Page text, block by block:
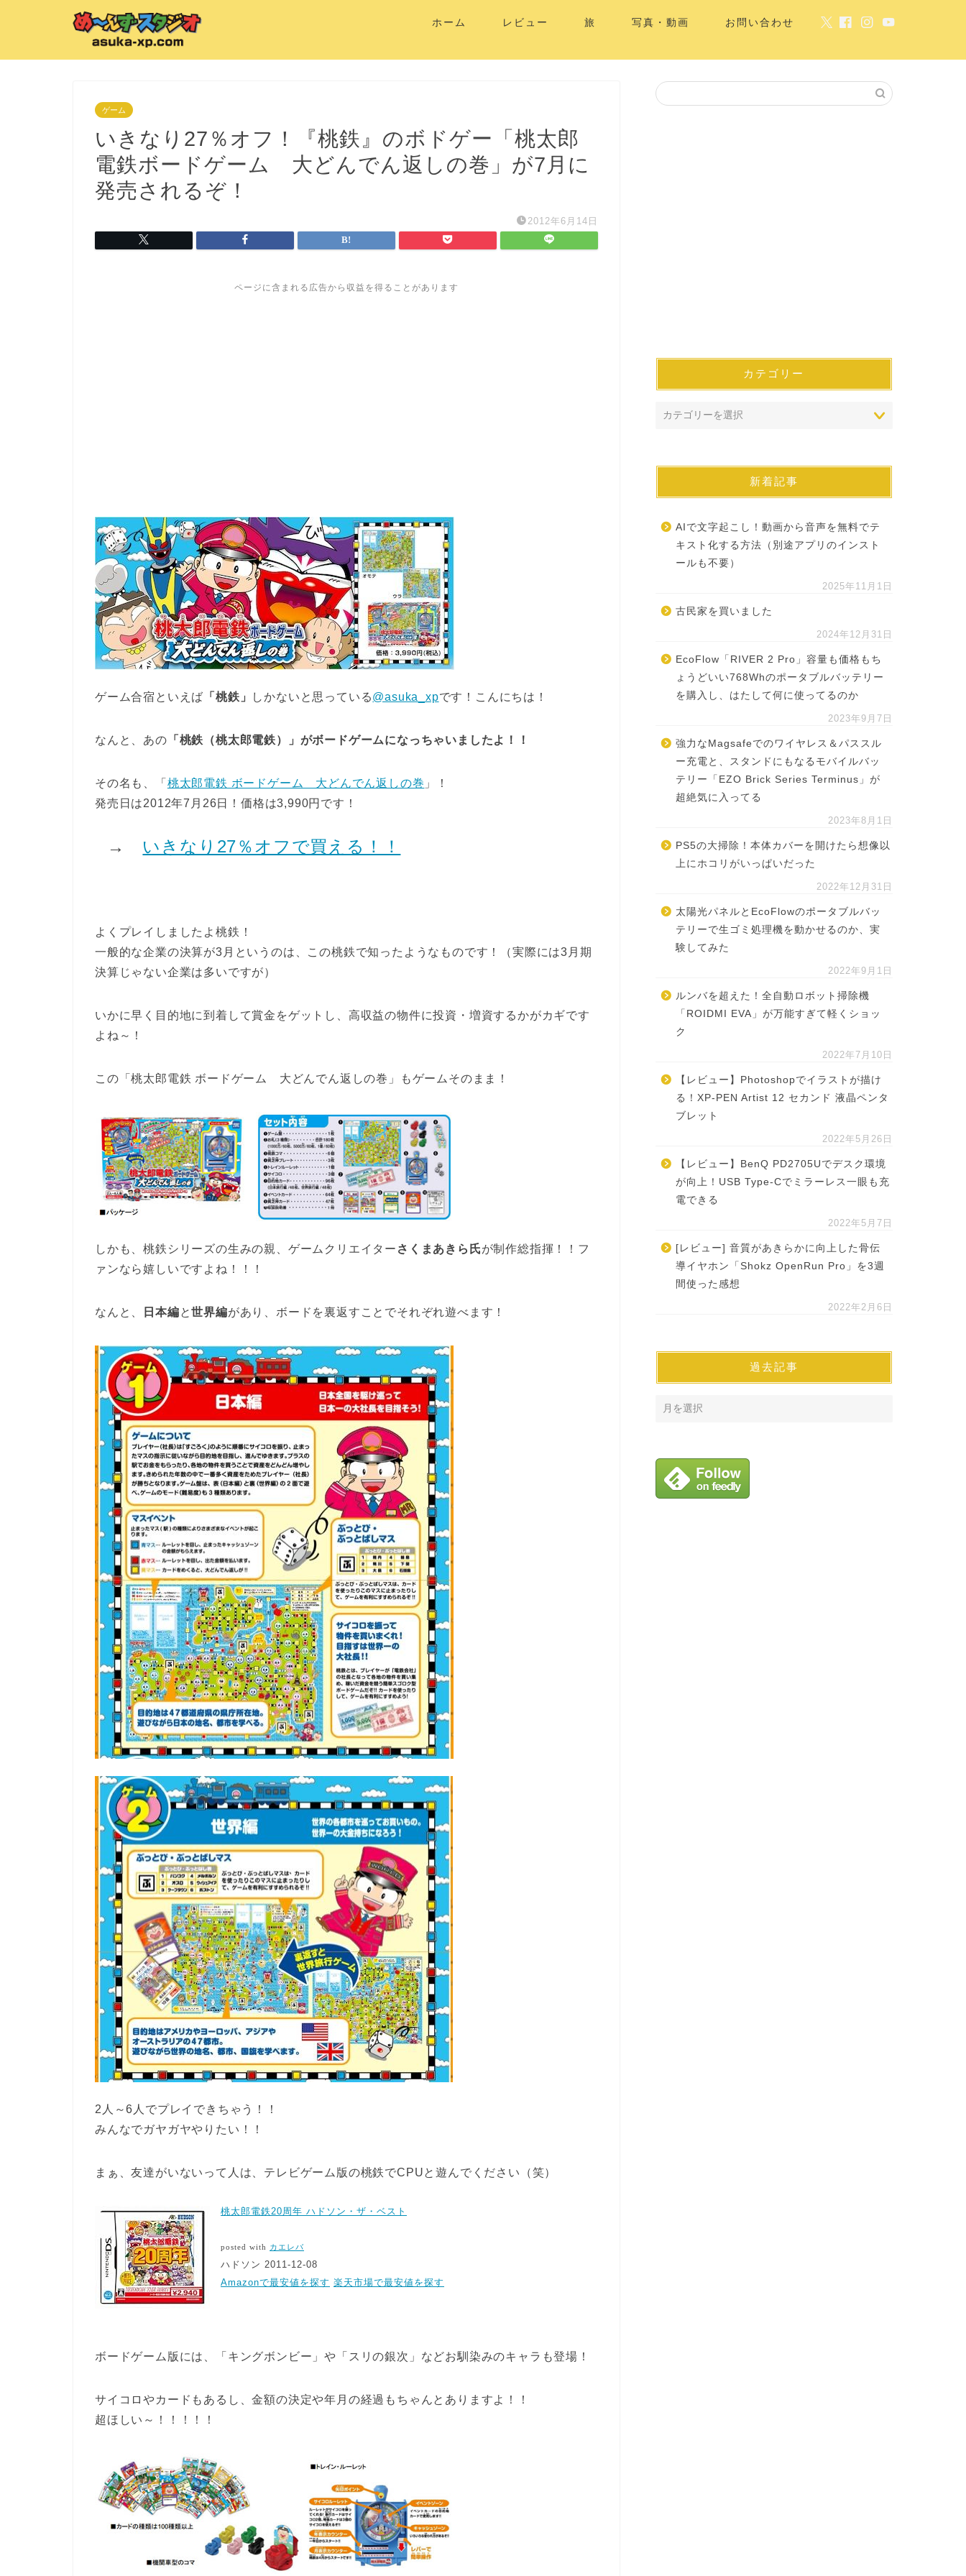
ホーム レビュー 旅 写真・動画 お問い合わせ
ゲーム
いきなり27％オフ！『桃鉄』のボドゲー「桃太郎
電鉄ボードゲーム 大どんでん返しの巻」が7月に
発売されるぞ！
2012年6月14日
ページに含まれる広告から収益を得ることがあります
ゲーム合宿といえば 「桃鉄」 しかないと思っている@asuka_xpです！こんにちは！
なんと、あの 「桃鉄（桃太郎電鉄）」がボードゲームになっちゃいましたよ！！
その名も、「 桃太郎電鉄 ボードゲーム 大どんでん返しの巻 」！
発売日は2012年7月26日！価格は3,990円です！
→ いきなり27％オフで買える！！
よくプレイしましたよ桃鉄！
一般的な企業の決算が3月というのは、この桃鉄で知ったようなものです！（実際には3月期
決算じゃない企業は多いですが）
いかに早く目的地に到着して賞金をゲットし、高収益の物件に投資・増資するかがカギです
よね～！
この「桃太郎電鉄 ボードゲーム 大どんでん返しの巻」もゲームそのまま！
しかも、桃鉄シリーズの生みの親、ゲームクリエイター さくまあきら氏が制作総指揮！！フ
ァンなら嬉しいですよね！！！
なんと、 日本編と世界編があり、ボードを裏返すことでそれぞれ遊べます！
2人～6人でプレイできちゃう！！
みんなでガヤガヤやりたい！！
まぁ、友達がいないって人は、テレビゲーム版の桃鉄でCPUと遊んでください（笑）
桃太郎電鉄20周年 ハドソン・ザ・ベスト
posted with カエレバ
ハドソン 2011-12-08
Amazonで最安値を探す 楽天市場で最安値を探す
ボードゲーム版には、「キングボンビー」や「スリの銀次」などお馴染みのキャラも登場！
サイコロやカードもあるし、金額の決定や年月の経過もちゃんとありますよ！！
超ほしい～！！！！！
カテゴリー
新着記事
AIで文字起こし！動画から音声を無料でテ
キスト化する方法（別途アプリのインスト
ールも不要）
2025年11月1日
古民家を買いました
2024年12月31日
EcoFlow「RIVER 2 Pro」容量も価格もち
ょうどいい768Whのポータブルバッテリー
を購入し、はたして何に使ってるのか
2023年9月7日
強力なMagsafeでのワイヤレス＆パススル
ー充電と、スタンドにもなるモバイルバッ
テリー「EZO Brick Series Terminus」が
超絶気に入ってる
2023年8月1日
PS5の大掃除！本体カバーを開けたら想像以
上にホコリがいっぱいだった
2022年12月31日
太陽光パネルとEcoFlowのポータブルバッ
テリーで生ゴミ処理機を動かせるのか、実
験してみた
2022年9月1日
ルンバを超えた！全自動ロボット掃除機
「ROIDMI EVA」が万能すぎて軽くショッ
ク
2022年7月10日
【レビュー】Photoshopでイラストが描け
る！XP-PEN Artist 12 セカンド 液晶ペンタ
ブレット
2022年5月26日
【レビュー】BenQ PD2705Uでデスク環境
が向上！USB Type-Cでミラーレス一眼も充
電できる
2022年5月7日
[レビュー] 音質があきらかに向上した骨伝
導イヤホン「Shokz OpenRun Pro」を3週
間使った感想
2022年2月6日
過去記事